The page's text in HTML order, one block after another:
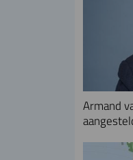
Armand